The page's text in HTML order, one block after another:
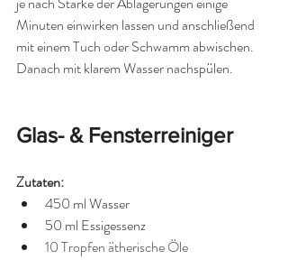
Minuten einwirken lassen und anschließend
mit einem Tuch oder Schwamm abwischen.
Danach mit klarem Wasser nachspülen.
Glas- & Fensterreiniger
Zutaten:
450 ml Wasser
50 ml Essigessenz
10 Tropfen ätherische Öle